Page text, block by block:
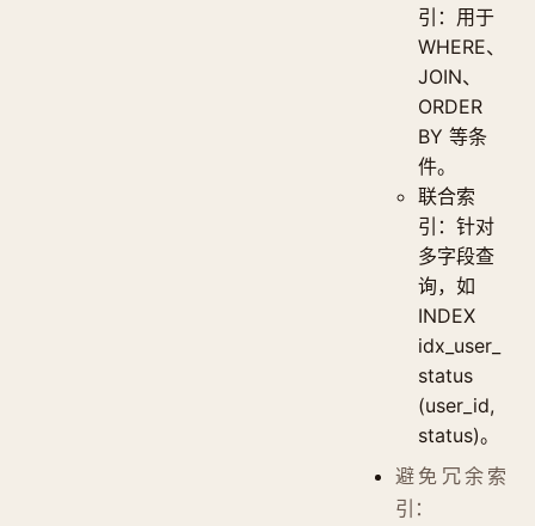
引：用于
WHERE、
JOIN、
ORDER
BY 等条
件。
联合索
引：针对
多字段查
询，如
INDEX
idx_user_
status
(user_id,
status)。
避免冗余索
引：